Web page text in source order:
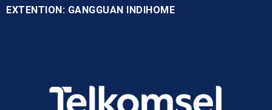
EXTENTION: GANGGUAN INDIHOME